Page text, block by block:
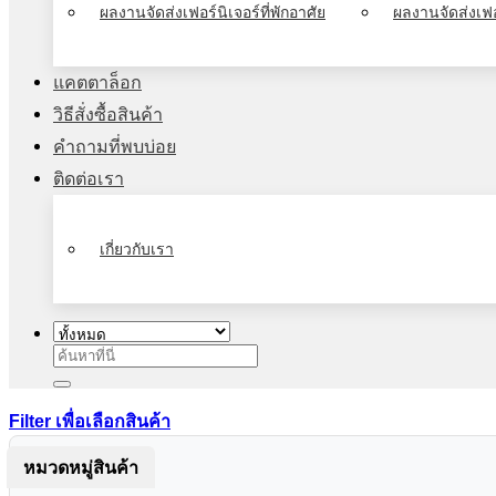
ผลงานจัดส่งเฟอร์นิเจอร์ที่พักอาศัย ผลงานจัดส่งเ
แคตตาล็อก
วิธีสั่งซื้อสินค้า
คำถามที่พบบ่อย
ติดต่อเรา
เกี่ยวกับเรา
ค้นหา:
Filter เพื่อเลือกสินค้า
หมวดหมู่สินค้า